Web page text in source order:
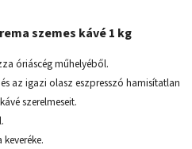
szemes kávé 1 kg
óriáscég műhelyéből.
az igazi olasz eszpresszó hamisítatlan
szerelmeseit.